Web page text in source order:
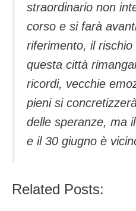
straordinario non
corso e si farà
riferimento, il
questa città
ricordi, vecchie
pieni si
delle speranze, ma
e il 30 giugno è
Related Posts: